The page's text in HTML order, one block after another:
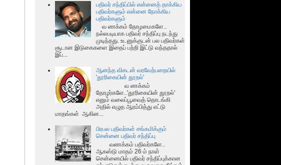
பதிவர் சந்திப்பில் என்னைத் தாக்கிய
பதிவர்களும் என்னை நோக்கிய
பதிவர்களும்
வ ணக்கம் தோழமைகளே..
நல்லபடியாக பதிவர் சந்திப்பு நடந்து
முடிந்தது. உடனுக்குடன் பல பதிவர்கள்
சூடான இடுகைகளை இதைப் பற்றி இட்டு வந்ததால்
இப்...
ஆனந்த விகடன் வரவேற்பறையில்
'தூரிகையின் தூறல்'
வ ணக்கம்
தோழர்களே..'தூரிகையின் தூறல்'
எனும் வலைப்பூவைத் தொடங்கி
அதில் எழுத ஆரம்பித்து எட்டு
மாதங்கள் ஆகின...
பிரபல பதிவர்கள் சங்கமிக்கும்
சென்னை பதிவர் சந்திப்பு
வணக்கம் பதிவர்களே..
ஆகஸ்டு மாதம் 26 ம் நாள்
சென்னையில் பதிவர் சந்திப்புக்கான